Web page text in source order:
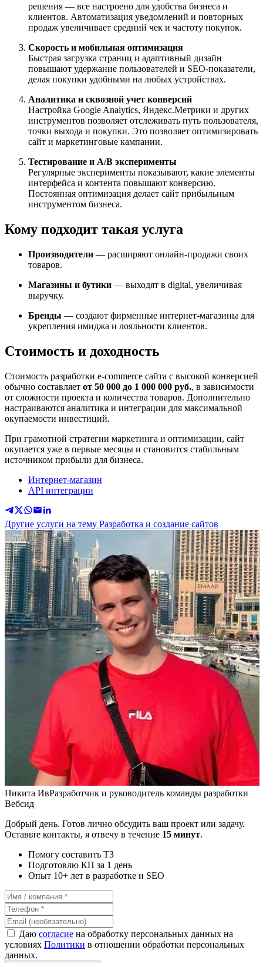
решения — все настроено для удобства бизнеса и
клиентов. Автоматизация уведомлений и повторных
продаж увеличивает средний чек и частоту покупок.
Скорость и мобильная оптимизация
Быстрая загрузка страниц и адаптивный дизайн
повышают удержание пользователей и SEO-показатели,
делая покупки удобными на любых устройствах.
Аналитика и сквозной учет конверсий
Настройка Google Analytics, Яндекс.Метрики и других
инструментов позволяет отслеживать путь пользователя,
точки выхода и покупки. Это позволяет оптимизировать
сайт и маркетинговые кампании.
Тестирование и A/B эксперименты
Регулярные эксперименты показывают, какие элементы
интерфейса и контента повышают конверсию.
Постоянная оптимизация делает сайт прибыльным
инструментом бизнеса.
Кому подходит такая услуга
Производители — расширяют онлайн-продажи своих
товаров.
Магазины и бутики — выходят в digital, увеличивая
выручку.
Бренды — создают фирменные интернет-магазины для
укрепления имиджа и лояльности клиентов.
Стоимость и доходность
Стоимость разработки e-commerce сайта с высокой конверсией
обычно составляет от 50 000 до 1 000 000 руб., в зависимости
от сложности проекта и количества товаров. Дополнительно
настраиваются аналитика и интеграции для максимальной
окупаемости инвестиций.
При грамотной стратегии маркетинга и оптимизации, сайт
окупается уже в первые месяцы и становится стабильным
источником прибыли для бизнеса.
Интернет-магазин
API интеграции
Другие услуги на тему Разработка и создание сайтов
Никита ИвРазработчик и руководитель команды разработки
Вебсид
Добрый день. Готов лично обсудить ваш проект или задачу.
Оставьте контакты, я отвечу в течение 15 минут.
Помогу составить ТЗ
Подготовлю КП за 1 день
Опыт 10+ лет в разработке и SEO
Даю согласие на обработку персональных данных на
условиях Политики в отношении обработки персональных
данных.